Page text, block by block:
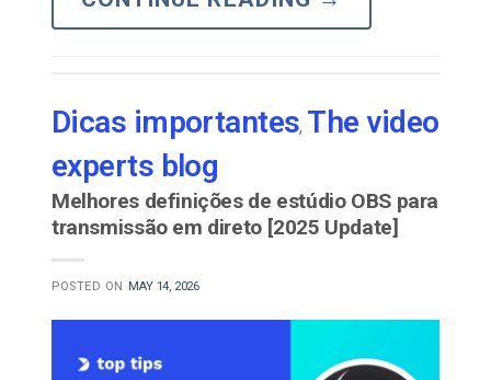
Dicas importantes, The video
experts blog
Melhores definições de estúdio OBS para
transmissão em direto [2025 Update]
POSTED ON MAY 14, 2026